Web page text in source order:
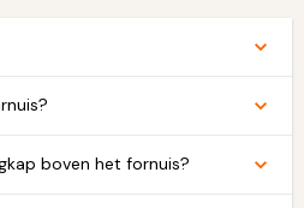
boven het fornuis?